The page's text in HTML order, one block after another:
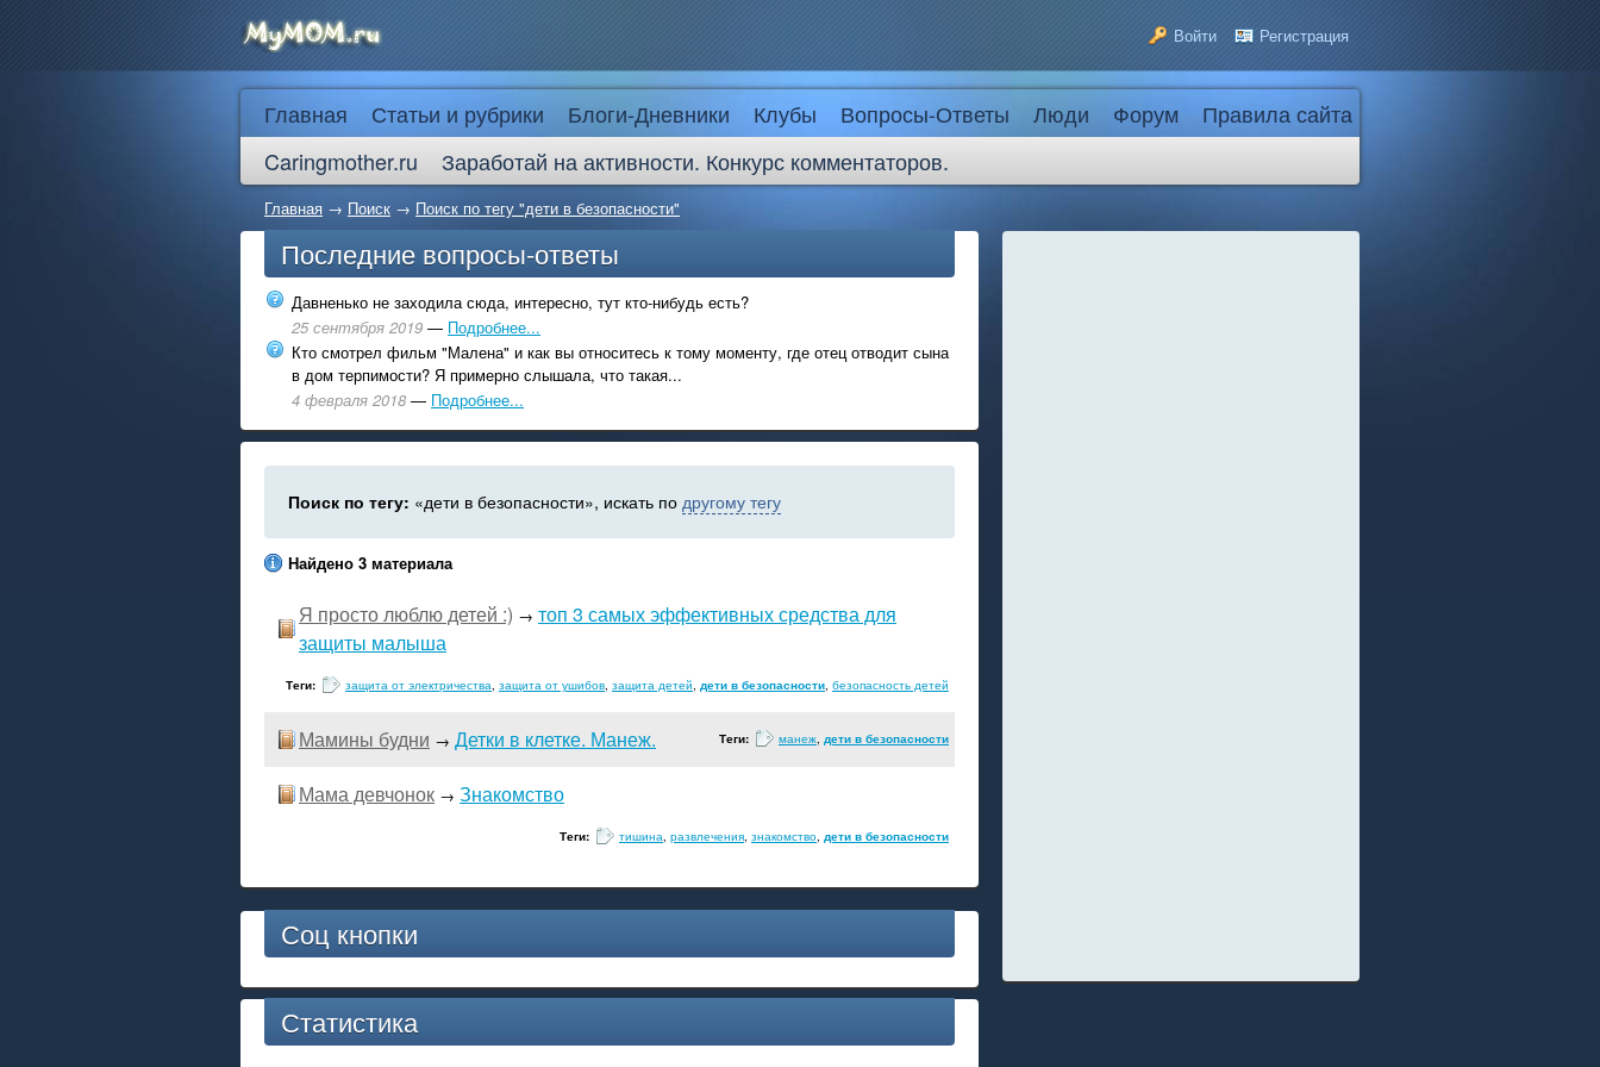
Войти Регистрация
Главная Статьи и рубрики Блоги-Дневники Клубы Вопросы-Ответы Люди Форум
Правила сайта
Caringmother.ru
Заработай на активности. Конкурс комментаторов.
Главная → Поиск → Поиск по тегу "дети в безопасности"
Последние вопросы-ответы
Давненько не заходила сюда, интересно, тут кто-нибудь есть?
25 сентября 2019 — Подробнее...
Кто смотрел фильм "Малена" и как вы относитесь к тому моменту, где отец отводит сына
в дом терпимости? Я примерно слышала, что такая...
4 февраля 2018 — Подробнее...
Поиск по тегу: «дети в безопасности», искать по другому тегу
Найдено 3 материала
Я просто люблю детей :) → топ 3 самых эффективных средства для
защиты малыша
Теги: защита от электричества, защита от ушибов, защита детей, дети в безопасности, безопасность детей
Мамины будни → Детки в клетке. Манеж. Теги: манеж, дети в безопасности
Мама девчонок → Знакомство
Теги: тишина, развлечения, знакомство, дети в безопасности
Соц кнопки
Статистика